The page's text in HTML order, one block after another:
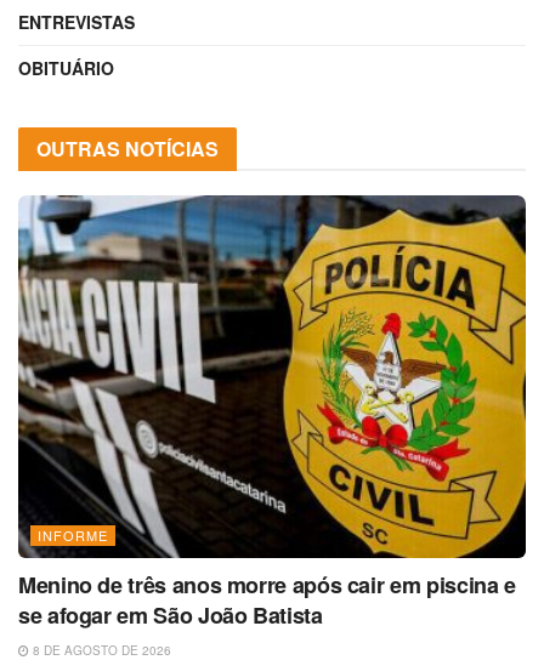
ENTREVISTAS
OBITUÁRIO
OUTRAS NOTÍCIAS
INFORME
Menino de três anos morre após cair em piscina e
se afogar em São João Batista
8 DE AGOSTO DE 2026